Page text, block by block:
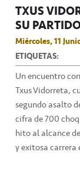
TXUS
SU
Miércoles, 11
ETIQUETAS:
Un encuentro
Txus Vidorreta,
segundo asalto
cifra de 700
hito al alcance
y exitosa carrera